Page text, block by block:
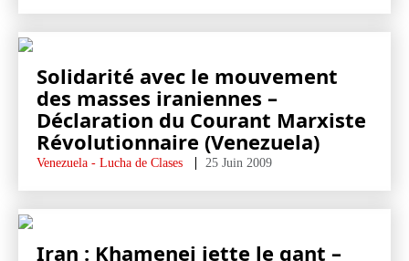
Solidarité avec le mouvement
des masses iraniennes –
Déclaration du Courant Marxiste
Révolutionnaire (Venezuela)
Venezuela - Lucha de Clases 25 Juin 2009
Iran : Khamenei jette le gant –